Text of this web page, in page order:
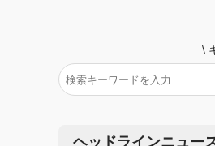
\
ヘッドラインニュー